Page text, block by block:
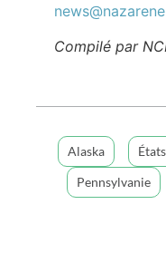
Compilé par
Alaska
Pennsylvanie